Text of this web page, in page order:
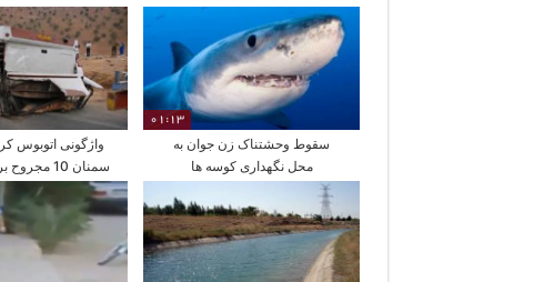
01:13
سقوط وحشتناک زن جوان به
محل نگهداری کوسه ها
واژگونی اتوبوس
سمنان 10 مجروح برجای گذاشت